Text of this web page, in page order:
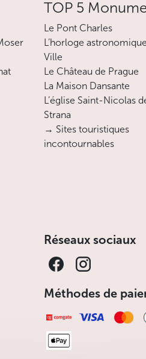
TOP 5
Le Pont Charles
L’horloge
Ville
Le Château de Prague
La Maison Dansante
L’église Saint-Nicolas
Strana
→ Sites touristiques
incontournables
Réseaux sociaux
Méthodes de